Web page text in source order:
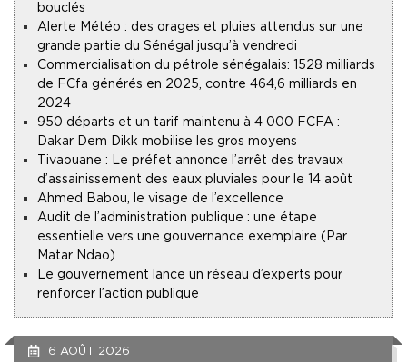
bouclés
Alerte Météo : des orages et pluies attendus sur une
grande partie du Sénégal jusqu’à vendredi
Commercialisation du pétrole sénégalais : 1528 milliards
de FCfa générés en 2025, contre 464,6 milliards en
2024
950 départs et un tarif maintenu à 4 000 FCFA :
Dakar Dem Dikk mobilise les gros moyens
Tivaouane : Le préfet annonce l’arrêt des travaux
d’assainissement des eaux pluviales pour le 14 août
Ahmed Babou, le visage de l’excellence
Audit de l’administration publique : une étape
essentielle vers une gouvernance exemplaire (Par
Matar Ndao)
Le gouvernement lance un réseau d’experts pour
renforcer l’action publique
6 AOÛT 2026